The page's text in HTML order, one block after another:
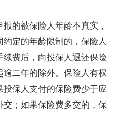
的被保险人年龄不真实，
定的年龄限制的，保险人
费后，向投保人退还保险
二年的除外。保险人有权
保人支付的保险费少于应
；如果保险费多交的，保